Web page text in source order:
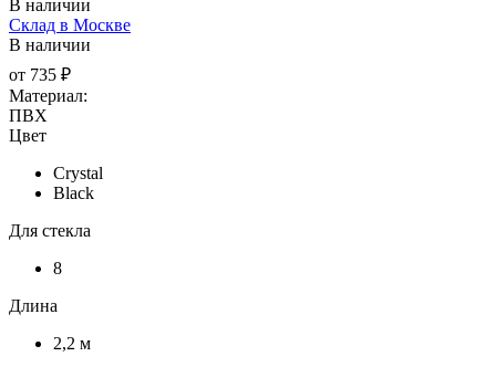
В наличии
Склад в Москве
В наличии
от 735 ₽
Материал:
ПВХ
Цвет
Crystal
Black
Для стекла
8
Длина
2,2 м